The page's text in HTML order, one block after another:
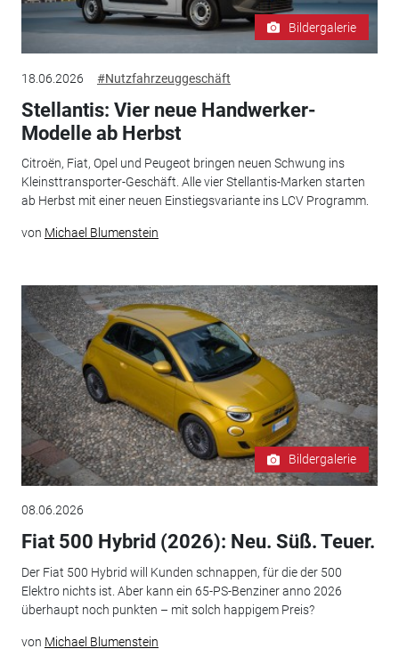
Bildergalerie
18.06.2026 #Nutzfahrzeuggeschäft
Stellantis: Vier neue Handwerker-
Modelle ab Herbst
Citroën, Fiat, Opel und Peugeot bringen neuen Schwung ins
Kleinsttransporter-Geschäft. Alle vier Stellantis-Marken starten
ab Herbst mit einer neuen Einstiegsvariante ins LCV Programm.
von Michael Blumenstein
Bildergalerie
08.06.2026
Fiat 500 Hybrid (2026): Neu. Süß. Teuer.
Der Fiat 500 Hybrid will Kunden schnappen, für die der 500
Elektro nichts ist. Aber kann ein 65-PS-Benziner anno 2026
überhaupt noch punkten – mit solch happigem Preis?
von Michael Blumenstein